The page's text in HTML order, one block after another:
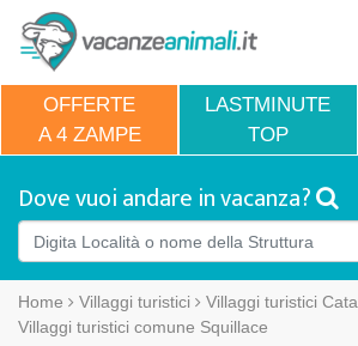
OFFERTE
A 4 ZAMPE
LASTMINUTE
TOP
Dove vuoi andare in vacanza?
Home Villaggi turistici
Villaggi turistici
Villaggi turistici comune Squillace